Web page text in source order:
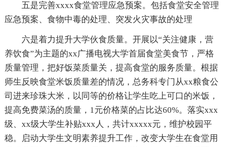
五是完善xxxx食堂管理应急预案。包括食堂安全管理
应急预案、食物中毒的处理、突发火灾事故的处理
六是着力提升大学伙食质量。开展以“关注健康，营
养饮食”为主题的xx广播电视大学首届食堂美食节，严格
质量管理，把好饭菜质量关，提高食堂的服务质量。根据
师生反映食堂米饭质量差的情况，总务科专门从xx粮食公
司进来珍珠大米，以同等的价格让学生吃上可口的米饭，
提高免费菜汤的质量，1元价格菜的占比达60%。落实xxx
级、xx级大学生补贴xxx人，共计xxxxx元，维护校园平
稳。启动大学生文明素养提升工作，改变大学生在食堂用